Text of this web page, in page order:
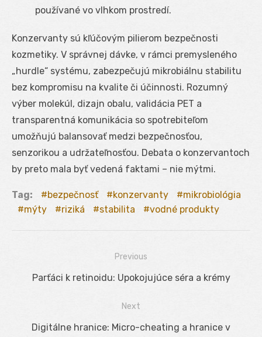
používané vo vlhkom prostredí.
Konzervanty sú kľúčovým pilierom bezpečnosti
kozmetiky. V správnej dávke, v rámci premysleného
„hurdle“ systému, zabezpečujú mikrobiálnu stabilitu
bez kompromisu na kvalite či účinnosti. Rozumný
výber molekúl, dizajn obalu, validácia PET a
transparentná komunikácia so spotrebiteľom
umožňujú balansovať medzi bezpečnosťou,
senzorikou a udržateľnosťou. Debata o konzervantoch
by preto mala byť vedená faktami – nie mýtmi.
Tag: bezpečnosť konzervanty
mikrobiológia
mýty
riziká stabilita vodné produkty
Navigácia
Previous
Previous
Parťáci k retinoidu: Upokojujúce séra a krémy
Next
NextDigitálne hranice: Micro-cheating a hranice v